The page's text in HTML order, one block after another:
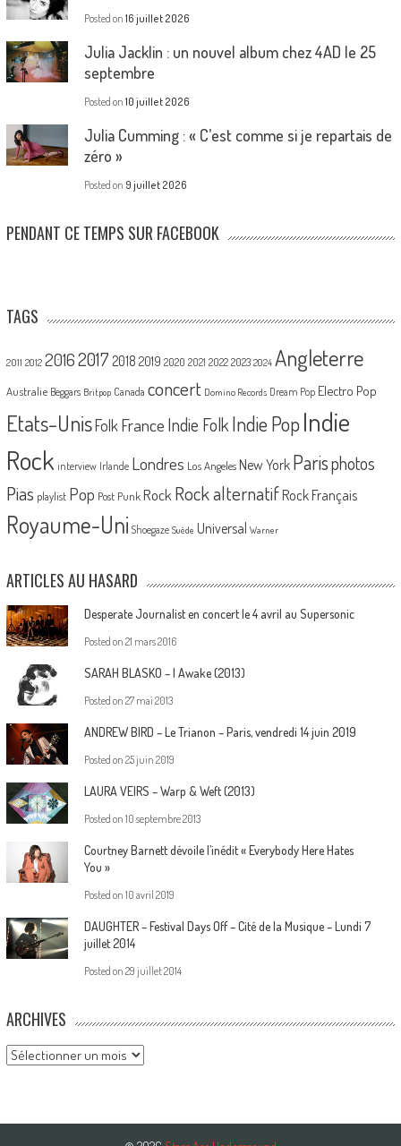
Posted on 16 juillet 2026
Julia Jacklin : un nouvel album chez 4AD le 25
septembre
Posted on 10 juillet 2026
Julia Cumming : « C’est comme si je repartais de
zéro »
Posted on 9 juillet 2026
PENDANT CE TEMPS SUR FACEBOOK
TAGS
2011 2012 20162017 2018 2019 2020 2021 2022 2023 2024 Angleterre
Australie Beggars Britpop Canada concert Domino Records Dream Pop Electro Pop
Etats-UnisFolk France Indie FolkIndie PopIndie
Rock interview Irlande Londres Los Angeles New York Parisphotos
Pias playlist Pop Post Punk Rock Rock alternatif Rock Français
Royaume-Uni Shoegaze Suède Universal Warner
ARTICLES AU HASARD
Desperate Journalist en concert le 4 avril au Supersonic
Posted on 21 mars 2016
SARAH BLASKO – I Awake (2013)
Posted on 27 mai 2013
ANDREW BIRD – Le Trianon – Paris, vendredi 14 juin 2019
Posted on 25 juin 2019
LAURA VEIRS – Warp & Weft (2013)
Posted on 10 septembre 2013
Courtney Barnett dévoile l’inédit « Everybody Here Hates
You »
Posted on 10 avril 2019
DAUGHTER – Festival Days Off – Cité de la Musique – Lundi 7
juillet 2014
Posted on 29 juillet 2014
ARCHIVES
Archives